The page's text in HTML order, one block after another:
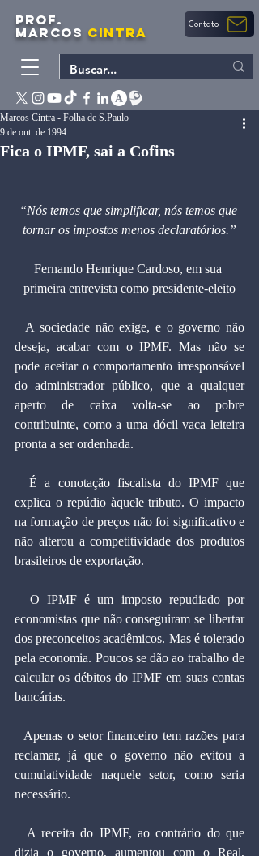
PROF.
MARCOS CINTRA Contato
Fica o IPMF, sai a Cofins
Marcos Cintra - Folha de S.Paulo
9 de out. de 1994
“Nós temos que simplificar, nós temos que
tornar os impostos menos declaratórios.”
Fernando Henrique Cardoso, em sua
primeira entrevista como presidente-eleito
deseja, acabar com o IPMF. Mas não se
pode aceitar o comportamento irresponsável
do administrador público, que a qualquer
aperto de caixa volta-se ao pobre
contribuinte, como a uma dócil vaca leiteira
pronta a ser ordenhada.
  É a conotação fiscalista do IPMF que
explica o repúdio àquele tributo. O impacto
na formação de preços não foi significativo e
não alterou a competitividade dos produtos
brasileiros de exportação.
economistas que não conseguiram se libertar
dos preconceitos acadêmicos. Mas é tolerado
pela economia. Poucos se dão ao trabalho de
calcular os débitos do IPMF em suas contas
bancárias.
reclamar, já que o governo não evitou a
cumulatividade naquele setor, como seria
necessário.
dizia o governo, aumentou com o Real,